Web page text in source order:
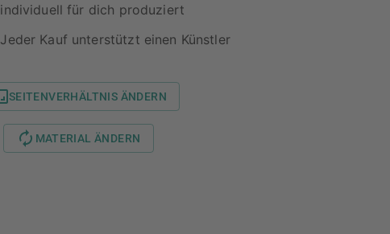
individuell für dich produziert
Jeder Kauf unterstützt einen Künstler
SEITENVERHÄLTNIS ÄNDERN
MATERIAL ÄNDERN